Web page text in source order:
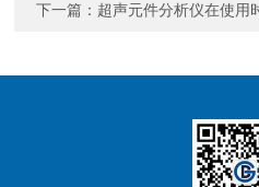
下一篇： 超声元件分析仪在使用